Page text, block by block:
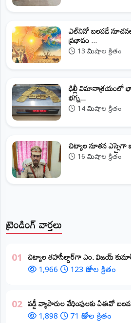
ట్రెండింగ్ వార్తలు
01 ​చిట్యాల తహసీల్దార్‌గా ఎం. విజయ్
1,966 123 రోజుల క్రితం
02 వడ్డీ వ్యాపారుల వేధింపులకు ఏఈవో
1,898 71 రోజుల క్రితం
ఎల్‌నినో బలపడే
ప్రభావం ...
13 నిమిషాల క్రితం
ఢిల్లీ విమానాశ్రయంలో
భగ్న...
14 నిమిషాల క్రితం
​చిట్యాల నూతన ఎస్సైగా
16 నిమిషాల క్రితం